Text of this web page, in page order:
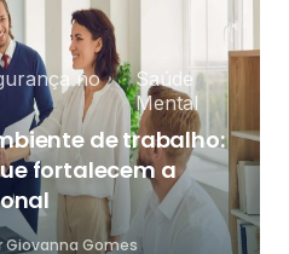
no
Saúde
Mental
de trabalho:
fortalecem a
Giovanna Gomes